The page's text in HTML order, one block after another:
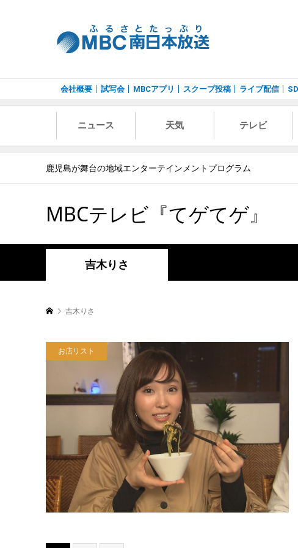
会社概要 試写会 MBCアプリ スクープ投稿 ライブ配信
ニュース 天気 テレビ
鹿児島が舞台の地域エンターテインメントプログラム
MBCテレビ『てゲてゲ』
吉木りさ
吉木りさ
お店リスト